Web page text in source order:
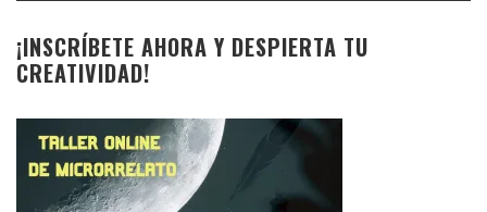
¡INSCRÍBETE AHORA Y DESPIERTA TU
CREATIVIDAD!